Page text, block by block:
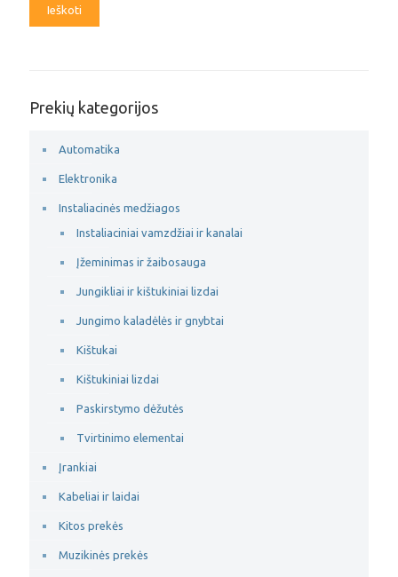
Ieškoti
Prekių kategorijos
Automatika
Elektronika
Instaliacinės medžiagos
Instaliaciniai vamzdžiai ir kanalai
Įžeminimas ir žaibosauga
Jungikliai ir kištukiniai lizdai
Jungimo kaladėlės ir gnybtai
Kištukai
Kištukiniai lizdai
Paskirstymo dėžutės
Tvirtinimo elementai
Įrankiai
Kabeliai ir laidai
Kitos prekės
Muzikinės prekės